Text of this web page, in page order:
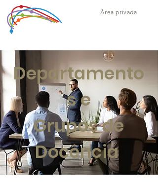
Área privada
Departamento
s e
Grupos de
Docência